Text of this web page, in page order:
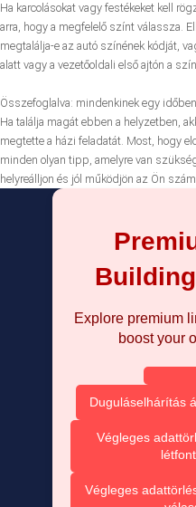
Ha karcolásokat vagy festékeket kell
arra, hogy a megfelelő színt válassza.
megtalálja-e az autó színének kódját,
alatt vagy a vezetőoldali első ajtón a
Összefoglalva: mindenkinek egy
Ha találja magát ebben a helyzetben,
megtette a házi feladatát. Most, hogy
minden olyan tipp, amelyre van
helyreálljon és jól működjön az Ön
Explore premium
boost your
Duguláselhárítás
Végleges
Végleges